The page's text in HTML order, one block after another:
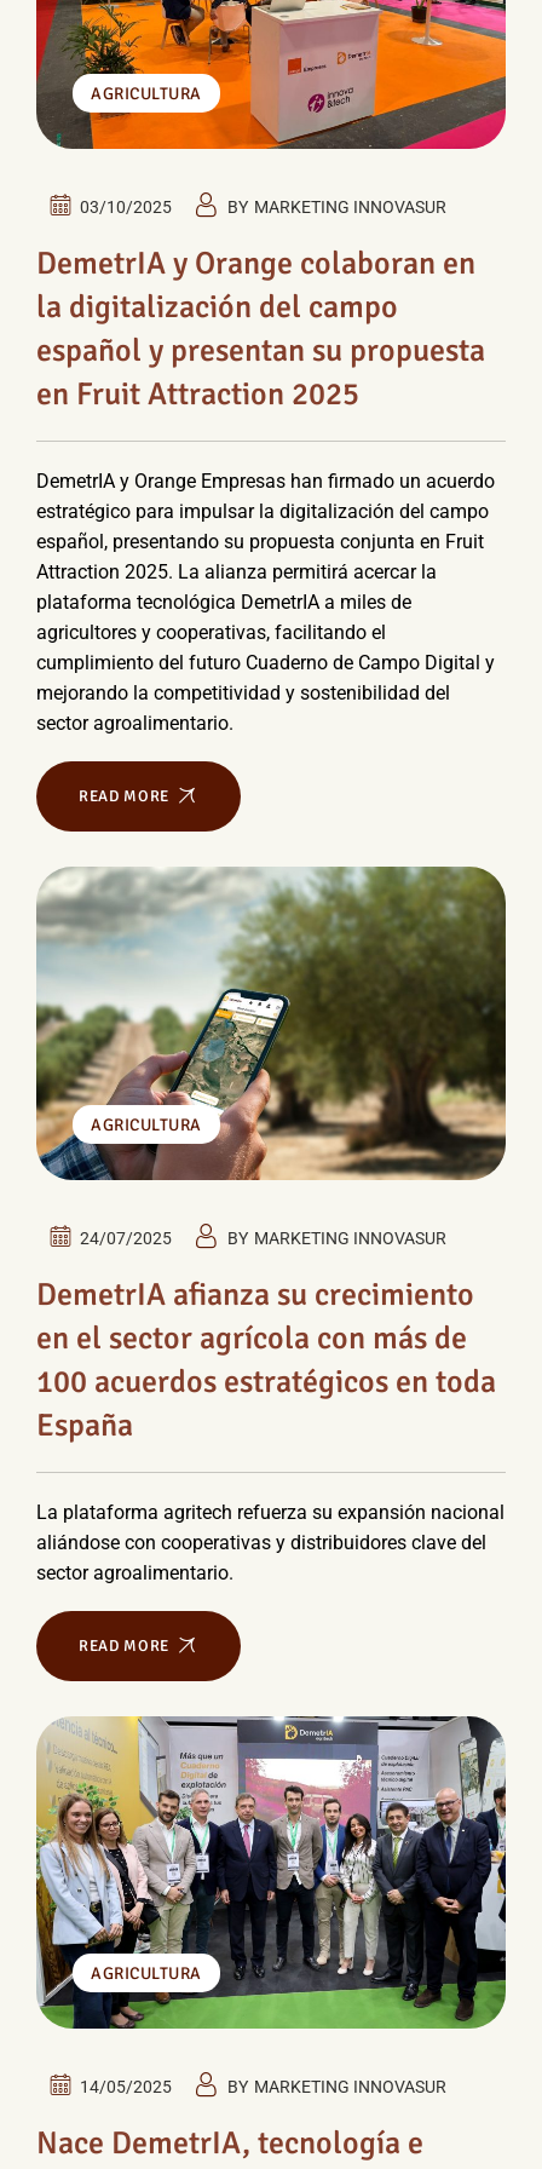
AGRICULTURA
03/10/2025 BY MARKETING INNOVASUR
DemetrIA y Orange colaboran en
la digitalización del campo
español y presentan su propuesta
en Fruit Attraction 2025
DemetrIA y Orange Empresas han firmado un acuerdo
estratégico para impulsar la digitalización del campo
español, presentando su propuesta conjunta en Fruit
Attraction 2025. La alianza permitirá acercar la
plataforma tecnológica DemetrIA a miles de
agricultores y cooperativas, facilitando el
cumplimiento del futuro Cuaderno de Campo Digital y
mejorando la competitividad y sostenibilidad del
sector agroalimentario.
READ MORE
AGRICULTURA
24/07/2025 BY MARKETING INNOVASUR
DemetrIA afianza su crecimiento
en el sector agrícola con más de
100 acuerdos estratégicos en toda
España
La plataforma agritech refuerza su expansión nacional
aliándose con cooperativas y distribuidores clave del
sector agroalimentario.
READ MORE
AGRICULTURA
14/05/2025 BY MARKETING INNOVASUR
Nace DemetrIA, tecnología e